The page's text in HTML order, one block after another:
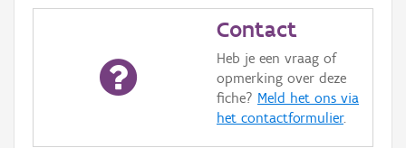
Contact
Heb je een vraag of
opmerking over deze
fiche? Meld het ons via
het contactformulier.